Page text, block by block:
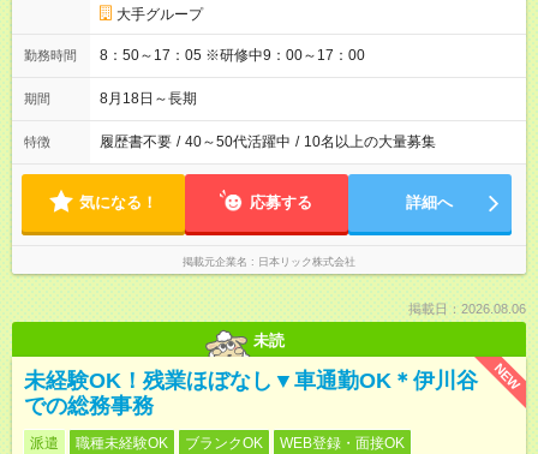
大手グループ
勤務時間 8：50～17：05 ※研修中9：00～17：00
期間 8月18日～長期
特徴 履歴書不要 / 40～50代活躍中 / 10名以上の大量募集
気になる！ 応募する 詳細へ
掲載元企業名 日本リック株式会社
掲載日：2026.08.06
未読
NEW
未経験OK！残業ほぼなし▼車通勤OK＊伊川谷
での総務事務
派遣 職種未経験OK ブランクOK WEB登録・面接OK